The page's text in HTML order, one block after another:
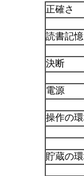
正確さ
読書記憶
決断
電源
操作の
貯蔵の